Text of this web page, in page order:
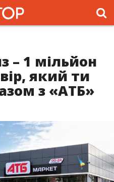
– 1 мільйон
який ти
з «АТБ»